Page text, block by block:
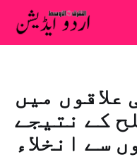
علاقوں میں
کے نتیجے
سے انخلاء